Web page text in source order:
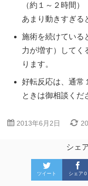
（約１～２時間）
あまり動きすぎる
施術を続けている
力が増す）してく
ります。
好転反応は、通常
ときは御相談くだ
2013年6月2日
シェ
ツイート シェア 0